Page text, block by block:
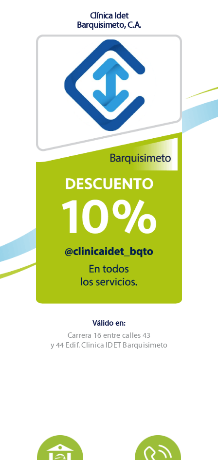
Clínica Idet
Barquisimeto, C.A.
Válido en:
Carrera 16 entre calles 43
y 44 Edif. Clinica IDET Barquisimeto